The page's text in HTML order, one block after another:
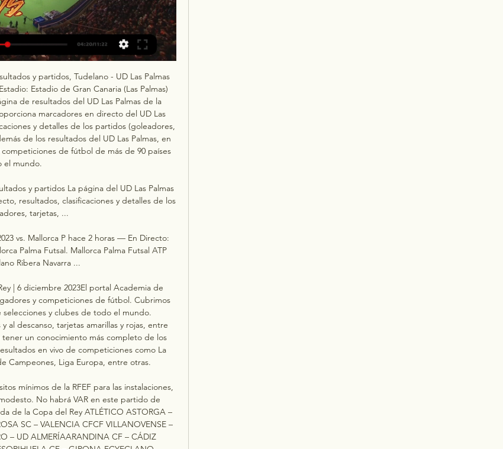
del Rey | 6 diciembre 2023 hace 5 horas — Widgets de resultados en vivo gratis para Webmasters. © 2012-2023 Academia de Apuestas. PP.FF. / Contactos. Términos y condiciones ...

Además el Mensajero de La Palma jugará en la Copa y lo hará desde el Grupo E de Segunda Federación. De los tres equipos canarios, el CD Mensajero resultó eliminado en la primera ronda de la Copa del Rey 23/24 Calendario de la Copa del Rey 23/24 de la UD Las Palmas Estadio de la UD Las Palmas / UD Las Palmas Primera ronda: 1 de noviembre Segunda ronda: 6 de diciembre Dieciseisavos: 7 de enero Octavos: 17 de enero Cuartos: 24 de enero Semifinales: ida el 7 febrero y la vuelta el 28. 

CD Tudelano vs UD Las Palmas en vivo 6 diciembre 2023 Ver hace 3 horas — CD Tudelano vs UD Las Palmas transmisión en vivo. Consulta dónde puedes ver el partido en directo. Próximos eventos.

La UD Las Palmas se enfrentará al CD Manacor en Copa del ReyLa UD Las Palmas jugará a domicilio con el equipo navarro del Tudelano en la segunda ronda La UD Las Palmas ya conoce a su segundo rival en la Copa del Rey 23/24. Los amarillos visitarán al Tudelano en tierras navarras. En la primera ronda la UD Las Palmas se enfrentó al CD Manacor de Tercera Federación en Mallorca. 

Cuándo jugará la UD Las Palmas la segunda eliminatoria de la Copa del Rey 23/24 La segunda ronda de la Copa del Rey 23/24 se realizará entre las fechas del 5 de noviembre y el 7 de noviembre de 2023. En esta primera ronda se emparejarán los equipos de menor categoría con los de mayor categoría. Será a partido único. 

Grupo F (Tercera Federación): Arosa, Real Jaén, Azuaga, Varea, Atlético Astorga, Manacor, Lorca Deportiva y Atzeneta. Grupo G (Copa Federación): San Roque de Lepe, UD Logroñés, Badalona Futur y Talavera. Grupo H (ronda preliminar): Boiro, Deportivo Murcia, Quintanar de la Orden, Tardienta, Rubí, Turégano, Hernán Cortés, Buñol, Chiclana y Atlético de Lugones. Equipos canarios que disputan la Copa del Rey 2023/2024 La UD Las Palmas disputará esta Copa del Rey, la primera tras su regreso a Primera División y entrará en el sorteo del Grupo B. El CD Tenerife también disputará la competición y lo hará desde el Grupo C. 

UD Las Palmas | Web Oficial hace 20 horas — Resumen UD Las Palmas 2 vs Getafe CF 0 · Rueda de prensa UD Las Palmas vs Getafe CF · Hoy juega Las Palmas - Jornada 15 | UD Las Palmas · Resumen Real Betis 1 vs ...

Grupo D (Primera Federación): Ponferradina, Málaga, Ibiza, Lugo, Deportivo, Linares Deportivo, Unionistas, Real Murcia, Nàstic de Tarragona, Castellón, Arenteiro, Sestao River, Tarazona, Teruel, Antequera, Recreativo de Huelva, Atlético Sanluqueño y Melilla. Grupo E (Segunda Federación): Real Avilés, Compostela, Zamora, Guijuelo, Utebo, Gernika, Tudelano, Peña Deportiva, Manresa, Terrassa, Hércules, Yeclano Deportivo, Navalcarnero, Cacereño, Gimnástica Segoviana, Villanovense, Covadonga, Cayón, Barakaldo, Europa, Orihuela, Ursaria, Arandina, Marbella, Atlético Antoniano, Andratx, Mensajero, Águilas, Llerenense, Valle de Egüés, Náxara, Barbastro, Manchego Ciudad Real y UCAM Murcia. 

Escucha SER Deportivos Las PalmasCon Nicolás LópezNico López y su equipo nos traen diariamente la actualidad del deporte en Las Palmas. La noticia, la polémica y el debate son la seña de identidad de este programa. SER Deportivos Las Palmas - 05/12/23Ayer - 01:00:00El código iframe se ha copiado en el portapapelesPortadaPodcastsPimienta hará rotaciones frente al Tudelano pero quiere llegar lejos en la Copa El entrenador de la UD Las Palmas, Xavier García Pimienta, hará rotaciones en el partido de Copa del Rey de este miércoles ante el CD Tudelano, en Navarra, no solo para dar descanso a los habituales titulares, sino porque cree que todos los jugadores de la plantilla merecen "participar mucho más". 

Online Tudelano contra Las Palmas en directo 06.12.2023 hace 11 horas — Online Tudelano contra Las Palmas en directo 06.12.2023 Televisión en vivo Calendario del UD Las Palmas 2023/24. Descubre cuáles serán los ...

CD Tudelano - Las Palmas en vivo, resultados H2H CD Tudelano Las Palmas marcadores en directo (y ver en vivo gratis video streaming en directo) comienza el 6 dic 2023 a las 20:00 (Hora UTC) Copa del Rey, ...

Tudelano vs Las Palmas en vivo y en directo 06.12.2023 hace 2 horas — Para ver La Liga online o ver la Champions League en vivo en rojadirecta-tv.es no es necesario registrarse, pues es posible ver fútbol ...

CD Tudelano - UD Las Palmas en directo hoy 6 diciembre hace 3 horas — CD Tudelano - UD Las Palmas en directo hoy 6 diciembre 2023 Estamos actualizando un resumen de la coincidencia para CD Tudelano vs Las ...

No juegan la primera ronda de la Copa del Rey): Real Madrid, Osasuna, Barcelona y Atlético. Grupo B (Primera División): Real Sociedad, Celta, Villarreal, Cádiz, Betis, Getafe, Athletic, Valencia, Mallorca, Almería, Girona, Granada, Rayo Vallecano, UD Las Palmas, Sevilla y Deportivo Alavés. Grupo C (Segunda División): Valladolid, Racing de Santander, Espanyol, Real Zaragoza, Elche, Leganés, Levante, Huesca, Eibar, Mirandés, Albacete, Sporting de Gijón, Andorra, Racing de Ferrol, Oviedo, Amorebieta, Cartagena, Eldense, CD Tenerife, Alcorcón y B